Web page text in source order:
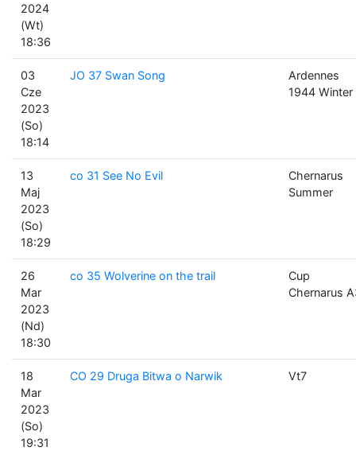
2024
(Wt)
18:36
03
Cze
2023
(So)
18:14
JO 37 Swan Song
Ardennes
1944 Winter
13
Maj
2023
(So)
18:29
co 31 See No Evil
Chernarus
Summer
26
Mar
2023
(Nd)
18:30
co 35 Wolverine on the trail
Cup
Chernarus
18
Mar
2023
(So)
19:31
CO 29 Druga Bitwa o Narwik Vt7